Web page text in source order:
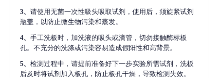
3、 请使用无菌一次性吸头吸取试剂，使用后，须旋紧试剂
瓶盖，以防止微生物污染和蒸发。
4、 手工洗板时，加洗液的吸头或滴管，切勿接触酶标板
孔。不充分的洗涤或污染容易造成假阳性和高背景。
5、 检测过程中，请提前准备好下一步实验所需试剂，洗板
后及时将试剂加入板孔，防止板孔干燥，导致检测失效。